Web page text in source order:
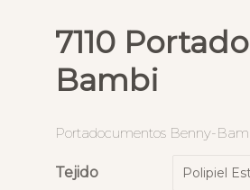
7110
Bambi
Portadocumentos Benny-
Tejido